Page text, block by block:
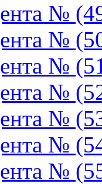
№
№
№
№
№
№
№